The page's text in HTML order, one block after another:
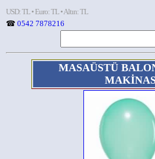
USD: TL • Euro: TL • Altın: TL
☎ 0542 7878216
MASAÜSTÜ